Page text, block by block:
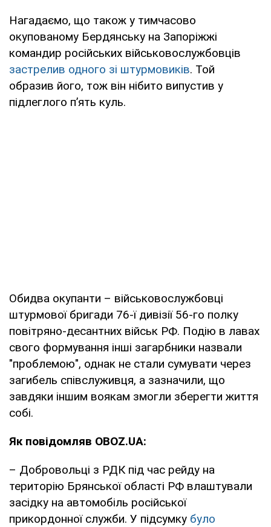
Нагадаємо, що також у тимчасово
окупованому Бердянську на Запоріжжі
командир російських військовослужбовців
застрелив одного зі штурмовиків. Той
образив його, тож він нібито випустив у
підлеглого п’ять куль.
Обидва окупанти – військовослужбовці
штурмової бригади 76-ї дивізії 56-го полку
повітряно-десантних військ РФ. Подію в лавах
свого формування інші загарбники назвали
"проблемою", однак не стали сумувати через
загибель співслуживця, а зазначили, що
завдяки іншим воякам змогли зберегти життя
собі.
Як повідомляв OBOZ.UA:
– Добровольці з РДК під час рейду на
територію Брянської області РФ влаштували
засідку на автомобіль російської
прикордонної служби. У підсумку було